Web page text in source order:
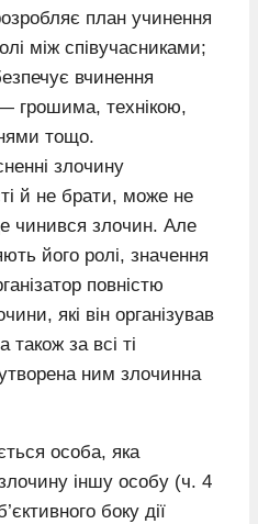
план учинення
між співучасниками;
вчинення
грошима, технікою,
тощо.
злочину
й не брати, може не
чинився злочин. Але
його ролі, значення
повністю
які він організував
також за всі ті
ним злочинна
особа, яка
іншу особу (ч. 4
боку дії